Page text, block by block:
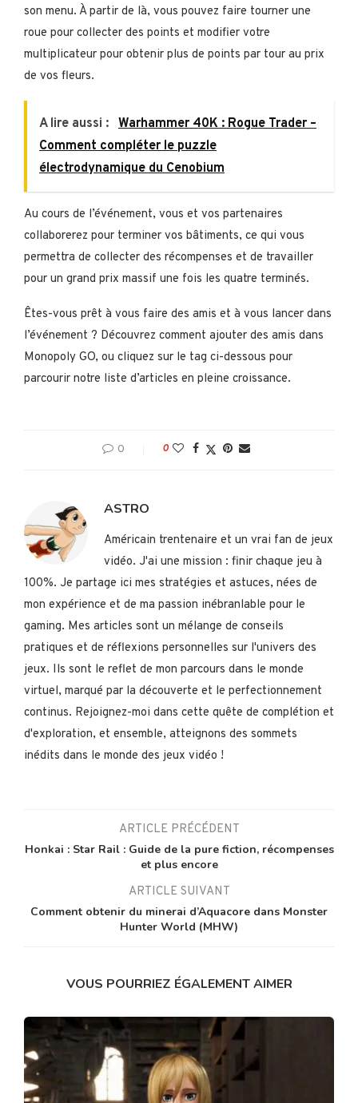
son menu. À partir de là, vous pouvez faire tourner une
roue pour collecter des points et modifier votre
multiplicateur pour obtenir plus de points par tour au prix
de vos fleurs.
A lire aussi : Warhammer 40K : Rogue Trader –
Comment compléter le puzzle
électrodynamique du Cenobium
Au cours de l’événement, vous et vos partenaires
collaborerez pour terminer vos bâtiments, ce qui vous
permettra de collecter des récompenses et de travailler
pour un grand prix massif une fois les quatre terminés.
Êtes-vous prêt à vous faire des amis et à vous lancer dans
l’événement ? Découvrez comment ajouter des amis dans
Monopoly GO, ou cliquez sur le tag ci-dessous pour
parcourir notre liste d’articles en pleine croissance.
0 0
ASTRO
Américain trentenaire et un vrai fan de jeux
vidéo. J'ai une mission : finir chaque jeu à
100%. Je partage ici mes stratégies et astuces, nées de
mon expérience et de ma passion inébranlable pour le
gaming. Mes articles sont un mélange de conseils
pratiques et de réflexions personnelles sur l'univers des
jeux. Ils sont le reflet de mon parcours dans le monde
virtuel, marqué par la découverte et le perfectionnement
continus. Rejoignez-moi dans cette quête de complétion et
d'exploration, et ensemble, atteignons des sommets
inédits dans le monde des jeux vidéo !
ARTICLE PRÉCÉDENT
Honkai : Star Rail : Guide de la pure fiction, récompenses
et plus encore
ARTICLE SUIVANT
Comment obtenir du minerai d’Aquacore dans Monster
Hunter World (MHW)
VOUS POURRIEZ ÉGALEMENT AIMER